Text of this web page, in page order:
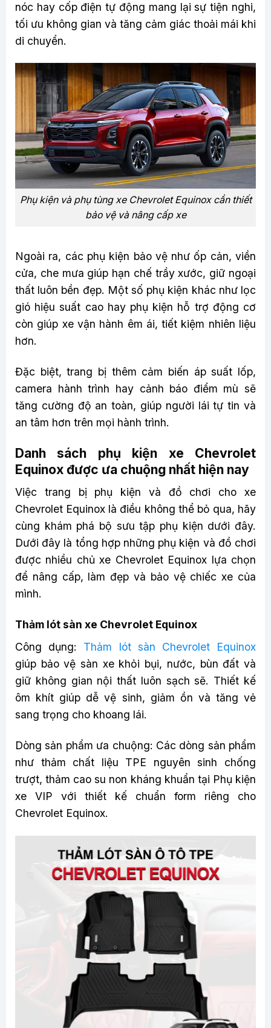
nóc hay cốp điện tự động mang lại sự tiện nghi,
tối ưu không gian và tăng cảm giác thoải mái khi
di chuyển.
Phụ kiện và phụ tùng xe Chevrolet Equinox cần thiết
bảo vệ và nâng cấp xe
Ngoài ra, các phụ kiện bảo vệ như ốp cản, viền
cửa, che mưa giúp hạn chế trầy xước, giữ ngoại
thất luôn bền đẹp. Một số phụ kiện khác như lọc
gió hiệu suất cao hay phụ kiện hỗ trợ động cơ
còn giúp xe vận hành êm ái, tiết kiệm nhiên liệu
hơn.
Đặc biệt, trang bị thêm cảm biến áp suất lốp,
camera hành trình hay cảnh báo điểm mù sẽ
tăng cường độ an toàn, giúp người lái tự tin và
an tâm hơn trên mọi hành trình.
Danh sách phụ kiện xe Chevrolet
Equinox được ưa chuộng nhất hiện nay
Việc trang bị phụ kiện và đồ chơi cho xe
Chevrolet Equinox là điều không thể bỏ qua, hãy
cùng khám phá bộ sưu tập phụ kiện dưới đây.
Dưới đây là tổng hợp những phụ kiện và đồ chơi
được nhiều chủ xe Chevrolet Equinox lựa chọn
để nâng cấp, làm đẹp và bảo vệ chiếc xe của
mình.
Thảm lót sàn xe Chevrolet Equinox
Công dụng: Thảm lót sàn Chevrolet Equinox
giúp bảo vệ sàn xe khỏi bụi, nước, bùn đất và
giữ không gian nội thất luôn sạch sẽ. Thiết kế
ôm khít giúp dễ vệ sinh, giảm ồn và tăng vẻ
sang trọng cho khoang lái.
Dòng sản phẩm ưa chuộng: Các dòng sản phẩm
như thảm chất liệu TPE nguyên sinh chống
trượt, thảm cao su non kháng khuẩn tại Phụ kiện
xe VIP với thiết kế chuẩn form riêng cho
Chevrolet Equinox.